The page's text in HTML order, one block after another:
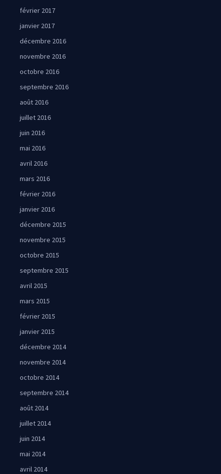
février 2017
janvier 2017
décembre 2016
novembre 2016
octobre 2016
septembre 2016
août 2016
juillet 2016
juin 2016
mai 2016
avril 2016
mars 2016
février 2016
janvier 2016
décembre 2015
novembre 2015
octobre 2015
septembre 2015
avril 2015
mars 2015
février 2015
janvier 2015
décembre 2014
novembre 2014
octobre 2014
septembre 2014
août 2014
juillet 2014
juin 2014
mai 2014
avril 2014